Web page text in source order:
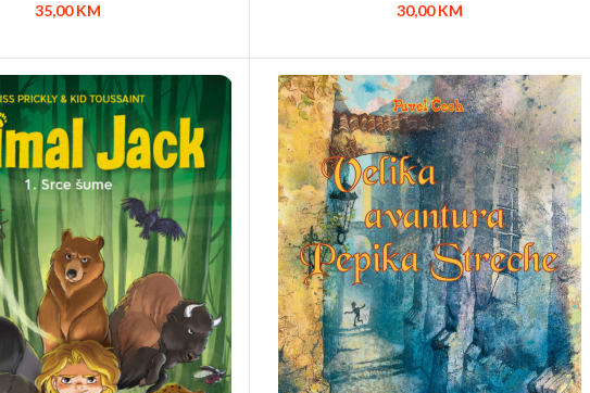
35,00KM 30,00KM